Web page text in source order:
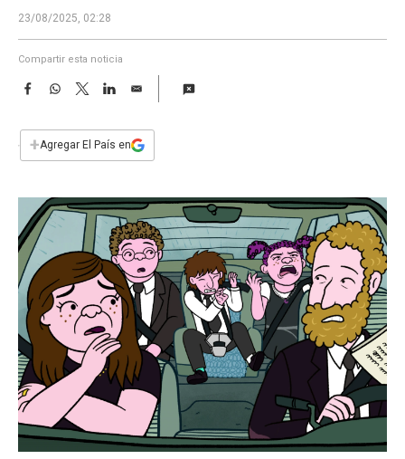
23/08/2025, 02:28
Compartir esta noticia
F
e
b
k
W
s
p
T
w
t
L
n
E
i
l
+Agregar El País en